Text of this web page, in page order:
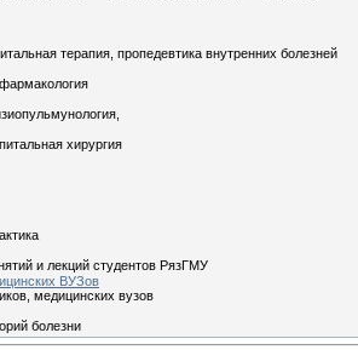
терапия, пропедевтика внутренних болезней
хирургия
и лекций студентов РязГМУ
ВУЗов
медицинских вузов
болезни